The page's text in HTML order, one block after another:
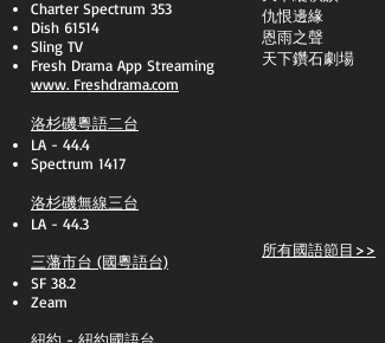
Charter Spectrum 353
Dish 61514
Sling TV
​Fresh Drama App Streaming
www. Freshdrama.com
洛杉磯粵語二台
LA - 44.4
Spectrum 1417
洛杉磯無線三台
LA - 44.3
三藩市台 (國粵語台)
SF 38.2
Zeam
​仇恨邊緣
恩雨之聲
天下鑽石劇場
所有國語節目>>